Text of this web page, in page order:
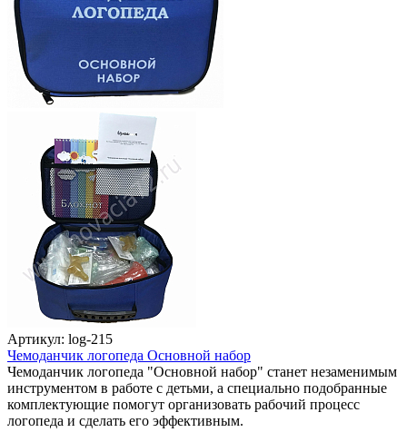
Артикул: log-215
Чемоданчик логопеда Основной набор
Чемоданчик логопеда "Основной набор" станет незаменимым
инструментом в работе с детьми, а специально подобранные
комплектующие помогут организовать рабочий процесс
логопеда и сделать его эффективным.